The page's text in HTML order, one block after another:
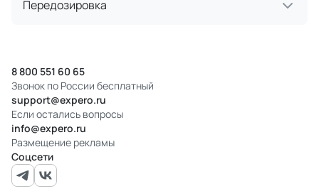
Передозировка
8 800 551 60 65
Звонок по России бесплатный
support@expero.ru
Если остались вопросы
info@expero.ru
Размещение рекламы
Соцсети